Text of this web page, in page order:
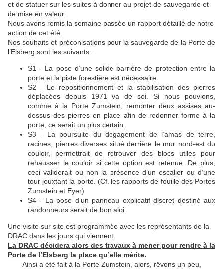
et de statuer sur les suites à donner au projet de sauvegarde et
de mise en valeur.
Nous avons remis la semaine passée un rapport détaillé de notre
action de cet été.
Nos souhaits et préconisations pour la sauvegarde de la Porte de
l’Elsberg sont les suivants :
S1 - La pose d’une solide barrière de protection entre la
porte et la piste forestière est nécessaire.
S2 - Le repositionnement et la stabilisation des pierres
déplacées depuis 1971 va de soi. Si nous pouvions,
comme à la Porte Zumstein, remonter deux assises au-
dessus des pierres en place afin de redonner forme à la
porte, ce serait un plus certain.
S3 - La poursuite du dégagement de l’amas de terre,
racines, pierres diverses situé derrière le mur nord-est du
couloir, permettrait de retrouver des blocs utiles pour
rehausser le couloir si cette option est retenue. De plus,
ceci validerait ou non la présence d’un escalier ou d’une
tour jouxtant la porte. (Cf. les rapports de fouille des Portes
Zumstein et Eyer)
S4 - La pose d’un panneau explicatif discret destiné aux
randonneurs serait de bon aloi.
Une visite sur site est programmée avec les représentants de la
DRAC dans les jours qui viennent.
La DRAC décidera alors des travaux à mener pour rendre à la
Porte de l’Elsberg la place qu’elle mérite.
Ainsi a été fait à la Porte Zumstein, alors, rêvons un peu,